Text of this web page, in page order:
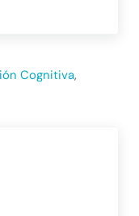
Cognitiva,